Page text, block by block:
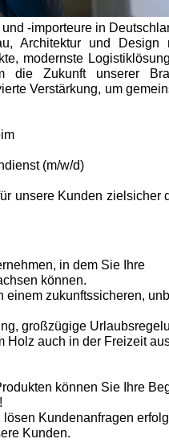
-importeure in
Architektur und Design
modernste
die Zukunft unserer
Verstärkung, um
(m/w/d)
unsere Kunden zielsicher
in dem Sie Ihre
können.
einem zukunftssicheren,
großzügige
Holz auch in der Freizeit
können Sie Ihre
Kundenanfragen
Kunden.